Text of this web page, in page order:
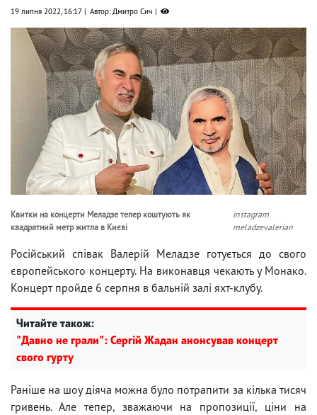
19 липня 2022, 16:17 Автор: Дмитро Сич
Квитки на концерти Меладзе тепер коштують як
квадратний метр житла в Києві
instagram
meladzevalerian
Російський співак Валерій Меладзе готується до свого
європейського концерту. На виконавця чекають у Монако.
Концерт пройде 6 серпня в бальній залі яхт-клубу.
Читайте також:
"Давно не грали": Сергій Жадан анонсував концерт
свого гурту
Раніше на шоу діяча можна було потрапити за кілька тисяч
гривень. Але тепер, зважаючи на пропозиції, ціни на